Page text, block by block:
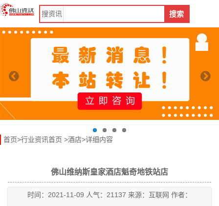
搜资讯 搜索
首页>行业资讯首页 >酒店>详细内容
佛山维纳斯皇家酒店魁奇地铁站店
时间：2021-11-09 人气：21137 来源：互联网 作者：